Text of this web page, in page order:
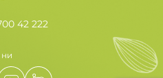
42 222